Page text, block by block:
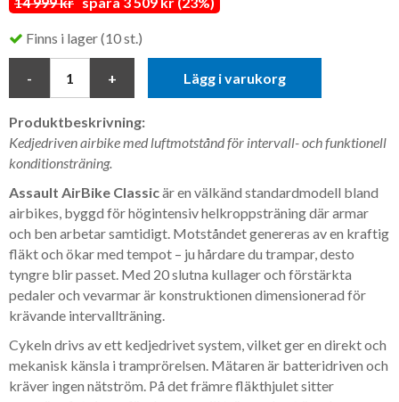
Finns i lager (10 st.)
Lägg i varukorg
Produktbeskrivning:
Kedjedriven airbike med luftmotstånd för intervall- och funktionell
konditionsträning.
Assault AirBike Classicär en välkänd standardmodell bland
airbikes, byggd för högintensiv helkroppsträning där armar
och ben arbetar samtidigt. Motståndet genereras av en kraftig
fläkt och ökar med tempot – ju hårdare du trampar, desto
tyngre blir passet. Med 20 slutna kullager och förstärkta
pedaler och vevarmar är konstruktionen dimensionerad för
krävande intervallträning.
Cykeln drivs av ett kedjedrivet system, vilket ger en direkt och
mekanisk känsla i tramprörelsen. Mätaren är batteridriven och
kräver ingen nätström. På det främre fläkthjulet sitter